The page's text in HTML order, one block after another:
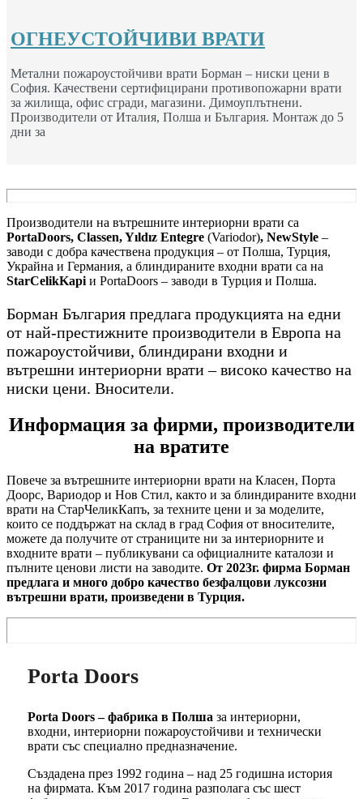
ОГНЕУСТОЙЧИВИ ВРАТИ
Метални пожароустойчиви врати Борман – ниски цени в
София. Качествени сертифицирани противопожарни врати
за жилища, офис сгради, магазини. Димоуплътнени.
Производители от Италия, Полша и България. Монтаж до 5
дни за
Производители на вътрешните интериорни врати са
PortaDoors, Classen, Yıldız Entegre (Variodor), NewStyle –
заводи с добра качествена продукция – от Полша, Турция,
Украйна и Германия, а блиндираните входни врати са на
StarCelikKapi и PortaDoors – заводи в Турция и Полша.
Борман България предлага продукцията на едни
от най-престижните производители в Европа на
пожароустойчиви, блиндирани входни и
вътрешни интериорни врати – високо качество на
ниски цени. Вносители.
Информация за фирми, производители
на вратите
Повече за вътрешните интериорни врати на Класен, Порта
Доорс, Вариодор и Нов Стил, както и за блиндираните входни
врати на СтарЧеликКапъ, за техните цени и за моделите,
които се поддържат на склад в град София от вносителите,
можете да получите от страниците ни за интериорните и
входните врати – публикувани са официалните каталози и
пълните ценови листи на заводите. От 2023г. фирма Борман
предлага и много добро качество безфалцови луксозни
вътрешни врати, произведени в Турция.
Porta Doors
Porta Doors – фабрика в Полша за интериорни,
входни, интериорни пожароустойчиви и технически
врати със специално предназначение.
Създадена през 1992 година – над 25 годишна история
на фирмата. Към 2017 година разполага със шест